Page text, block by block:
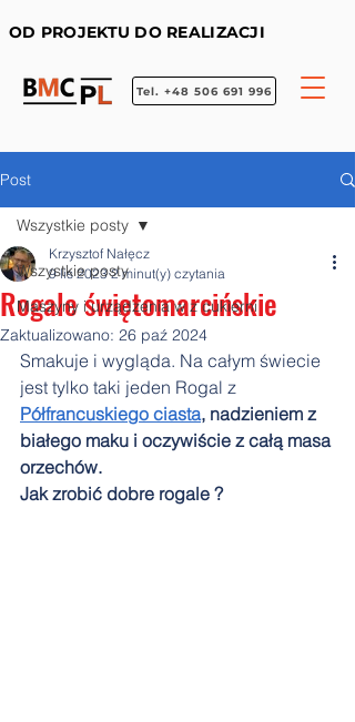
OD PROJEKTU DO REALIZACJI
Tel. +48 506 691 996
Post
Wszystkie posty
Maszyny i urządzenia w z cukierni
Wszystkie posty
Rogale świętomarcińskie
Krzysztof Nałęcz
9 lis 2023 2 minut(y) czytania
Zaktualizowano: 26 paź 2024
Smakuje i wygląda. Na całym świecie
jest tylko taki jeden Rogal z
Półfrancuskiego ciasta, nadzieniem z
białego maku i oczywiście z całą masa
orzechów.
Jak zrobić dobre rogale ?